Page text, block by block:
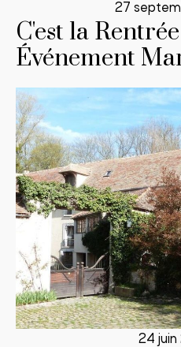
27
C'est la
Événement
24